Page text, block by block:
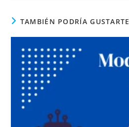
TAMBIÉN PODRÍA GUSTARTE